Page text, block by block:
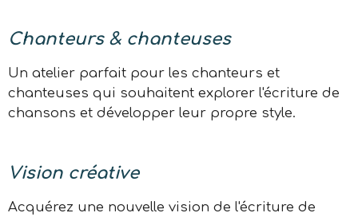
Chanteurs & chanteuses
Un atelier parfait pour les chanteurs et
chanteuses qui souhaitent explorer l'écriture de
chansons et développer leur propre style.
Vision créative
Acquérez une nouvelle vision de l'écriture de